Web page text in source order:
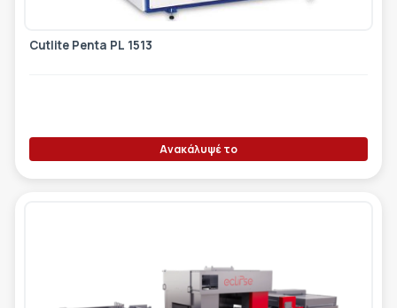
Cutlite Penta PL 1513
Ανακάλυψέ το